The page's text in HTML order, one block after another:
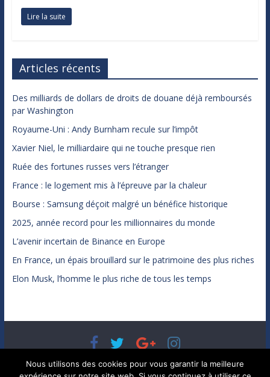
Lire la suite
Articles récents
Des milliards de dollars de droits de douane déjà remboursés
par Washington
Royaume-Uni : Andy Burnham recule sur l’impôt
Xavier Niel, le milliardaire qui ne touche presque rien
Ruée des fortunes russes vers l’étranger
France : le logement mis à l’épreuve par la chaleur
Bourse : Samsung déçoit malgré un bénéfice historique
2025, année record pour les millionnaires du monde
L’avenir incertain de Binance en Europe
En France, un épais brouillard sur le patrimoine des plus riches
Elon Musk, l’homme le plus riche de tous les temps
Copyright © 2026Bénéfices, l'actualité de votre argent, de
votre patrimoine et de vos placements . Tous droits réservés.
Nous utilisons des cookies pour vous garantir la meilleure